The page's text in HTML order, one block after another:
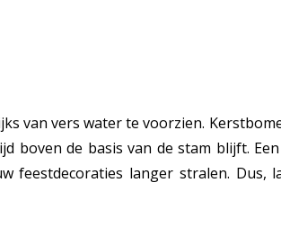
van vers water te voorzien.
boven de basis van de stam blijft.
feestdecoraties langer stralen. Dus,